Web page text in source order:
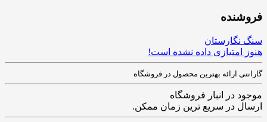
فروشنده
سنگ نگارستان
هنوز امتیازی داده نشده است!
گارانتی ارائه بهترین محصول در فروشگاه
موجود در انبار فروشگاه
ارسال در سریع ترین زمان ممکن.